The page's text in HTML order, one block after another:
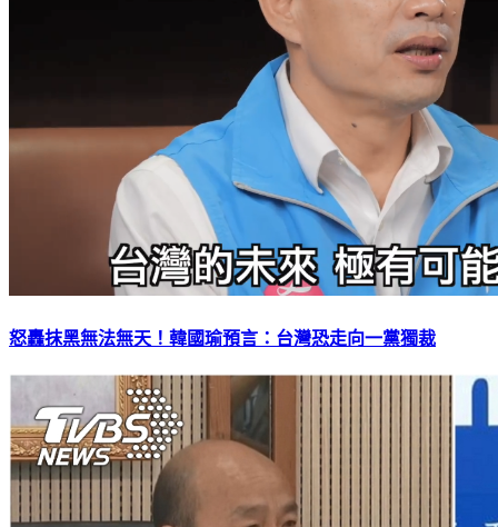
怒轟抹黑無法無天！韓國瑜預言：台灣恐走向一黨獨裁